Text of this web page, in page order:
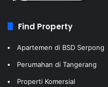
Find Property
Apartemen di BSD Serpong
Perumahan di Tangerang
Properti Komersial